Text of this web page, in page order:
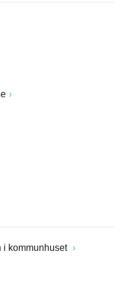
i kommunhuset